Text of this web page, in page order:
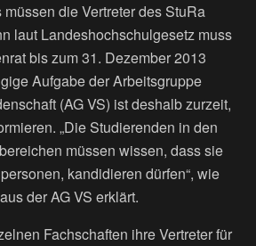
die Vertreter des StuRa
laut Landeshochschulgesetz muss
bis zum 31. Dezember 2013
Aufgabe der Arbeitsgruppe
(AG VS) ist deshalb zurzeit,
„Die Studierenden in den
müssen wissen, dass sie
kandidieren dürfen“, wie
der AG VS erklärt.
Fachschaften ihre Vertreter für